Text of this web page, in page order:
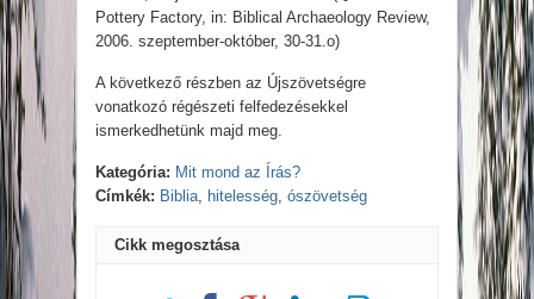
Pottery Factory, in: Biblical Archaeology Review,
2006. szeptember-október, 30-31.o)
A következő részben az Újszövetségre
vonatkozó régészeti felfedezésekkel
ismerkedhetünk majd meg.
Kategória: Mit mond az Írás?
Címkék: Biblia, hitelesség, ószövetség
Cikk megosztása